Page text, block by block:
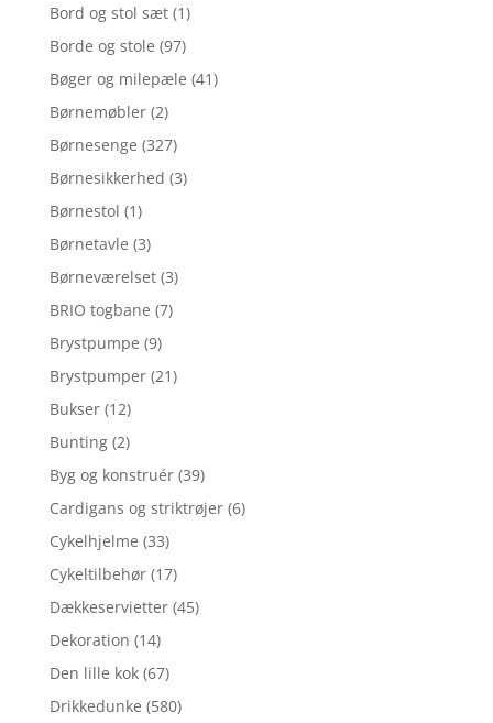
Bord og stol sæt (1)
Borde og stole (97)
Bøger og milepæle (41)
Børnemøbler (2)
Børnesenge (327)
Børnesikkerhed (3)
Børnestol (1)
Børnetavle (3)
Børneværelset (3)
BRIO togbane (7)
Brystpumpe (9)
Brystpumper (21)
Bukser (12)
Bunting (2)
Byg og konstruér (39)
Cardigans og striktrøjer (6)
Cykelhjelme (33)
Cykeltilbehør (17)
Dækkeservietter (45)
Dekoration (14)
Den lille kok (67)
Drikkedunke (580)